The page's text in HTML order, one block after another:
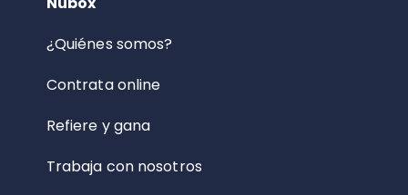
¿Quiénes somos?
Contrata online
Refiere y gana
Trabaja con nosotros